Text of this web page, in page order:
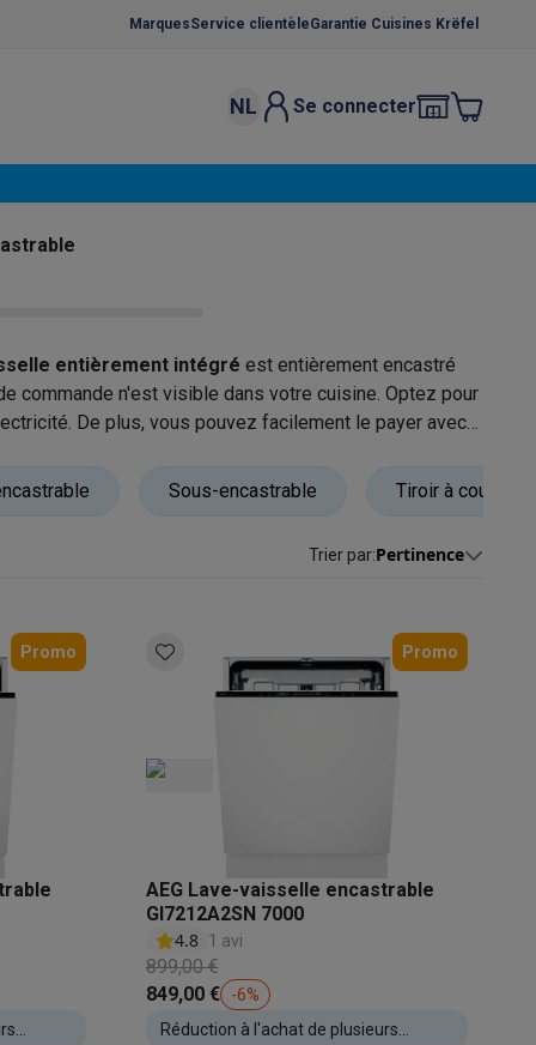
MarquesService clientèleGarantie Cuisines Krëfel
Caves à vin encastrables
Accessoires
NL Se connecter
entièrement intégré est entièrement encastré
commande n'est visible dans votre cuisine. Optez pour
De plus, vous pouvez facilement le payer avec
Sous-encastrable Tiroir à couverts
Trier par:Pertinence
Promo Promo
AEG Lave-vaisselle encastrable
GI7212A2SN 7000
4.8 1 avi
899,00 €
849,00 €
-6%
Réduction à l'achat de plusieurs